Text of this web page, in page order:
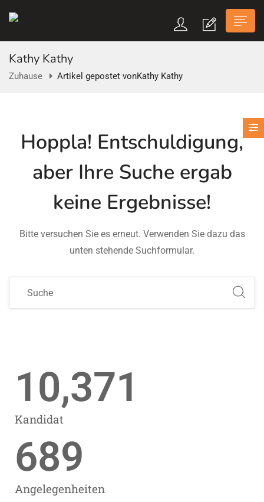
Kathy Kathy
Zuhause Artikel gepostet vonKathy Kathy
Hoppla! Entschuldigung,
aber Ihre Suche ergab
keine Ergebnisse!
Bitte versuchen Sie es erneut. Verwenden Sie dazu das
unten stehende Suchformular.
10,371
Kandidat
689
Angelegenheiten